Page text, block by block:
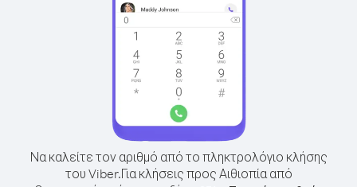
Να καλείτε τον αριθμό από το πληκτρολόγιο κλήσης
του Viber.Για κλήσεις προς Αιθιοπία από